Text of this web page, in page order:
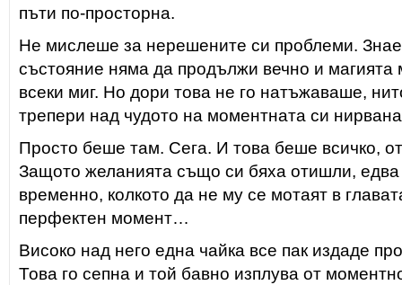
пъти по-просторна.
Не мислеше за нерешените си проблеми.
състояние няма да продължи вечно и магията
всеки миг. Но дори това не го натъжаваше,
трепери над чудото на моментната си
Просто беше там. Сега. И това беше всичко,
Защото желанията също си бяха отишли, едва
временно, колкото да не му се мотаят в
перфектен момент…
Високо над него една чайка все пак издаде
Това го сепна и той бавно изплува от